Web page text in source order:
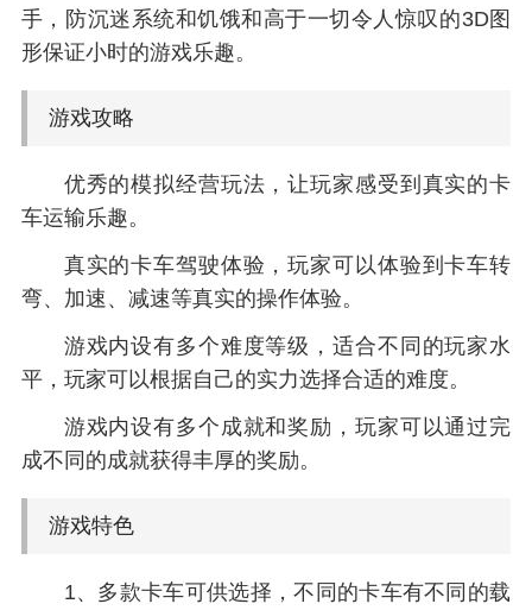
手，防沉迷系统和饥饿和高于一切令人惊叹的3D图
形保证小时的游戏乐趣。
游戏攻略
优秀的模拟经营玩法，让玩家感受到真实的卡
车运输乐趣。
真实的卡车驾驶体验，玩家可以体验到卡车转
弯、加速、减速等真实的操作体验。
游戏内设有多个难度等级，适合不同的玩家水
平，玩家可以根据自己的实力选择合适的难度。
游戏内设有多个成就和奖励，玩家可以通过完
成不同的成就获得丰厚的奖励。
游戏特色
1、多款卡车可供选择，不同的卡车有不同的载